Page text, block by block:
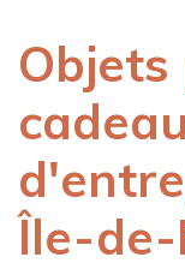
Île-de-